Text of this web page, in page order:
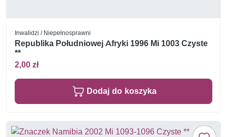
Inwalidzi / Niepełnosprawni
Republika Południowej Afryki 1996 Mi 1003 Czyste
**
2,00 zł
Dodaj do koszyka